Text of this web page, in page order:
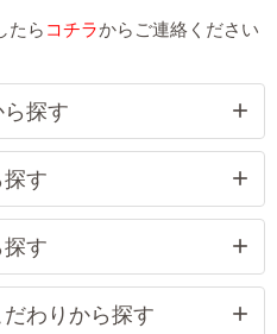
たら コチラからご連絡ください
探す
す
す
わりから探す